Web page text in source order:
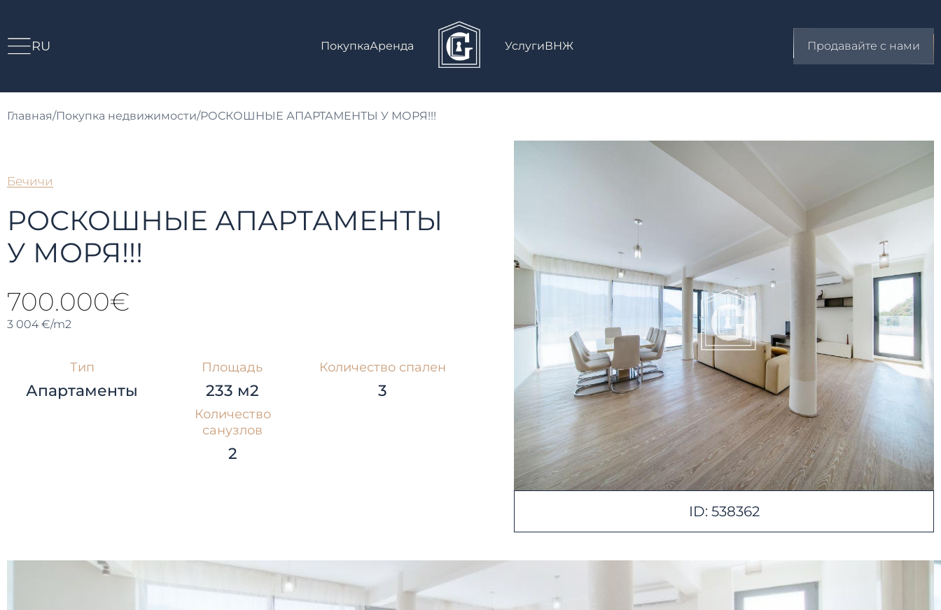
RU ПокупкаАренда УслугиВНЖ Продавайте с нами
Главная/Покупка недвижимости/РОСКОШНЫЕ АПАРТАМЕНТЫ У МОРЯ!!!
Бечичи
РОСКОШНЫЕ АПАРТАМЕНТЫ
У МОРЯ!!!
700.000€
3 004 €/m2
Тип
Апартаменты
Площадь
233 м2
Количество спален
3
Количество
санузлов
2
ID: 538362